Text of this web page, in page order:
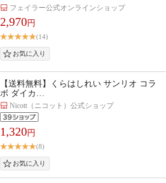
フェイラー公式オンラインショップ
2,970円
(14)
【送料無料】くらはしれい サンリオ コラ
ボ ダイカ…
Nicott（ニコット）公式ショップ
1,320円
(8)